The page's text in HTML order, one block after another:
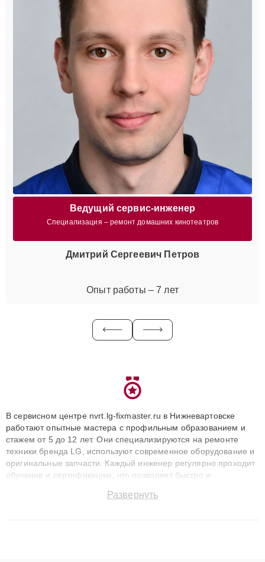
Ведущий сервис-инженер
Специализация – ремонт домашних кинотеатров
Дмитрий Сергеевич Петров
Опыт работы – 7 лет
В сервисном центре nvrt.lg-fixmaster.ru в Нижневартовске
работают опытные мастера с профильным образованием и
стажем от 5 до 12 лет. Они специализируются на ремонте
техники бренда LG, используют современное оборудование и
оригинальные запчасти. Каждый инженер регулярно проходит
обучение и сертификацию, что позволяет быстро и
сохранением гарантии до 3 лет. Наши мастера решают
Развернуть